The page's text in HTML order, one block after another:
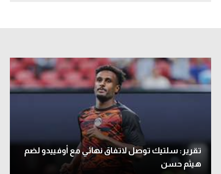
رياضات أخرى
أمم إفريقيا
كرة يد
كرة طائرة
تقرير: سلتيك توصل لاتفاق نهائي مع أوفييدو لضم
هيثم حسن